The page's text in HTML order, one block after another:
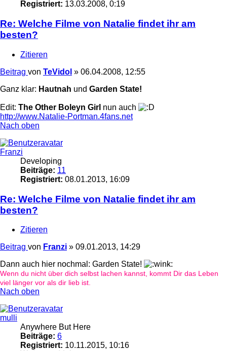
Registriert: 13.03.2008, 0:19
Re: Welche Filme von Natalie findet ihr am
besten?
Zitieren
Beitrag von TeVidol » 06.04.2008, 12:55
Ganz klar: Hautnah und Garden State!
Edit: The Other Boleyn Girl nun auch
http://www.Natalie-Portman.4fans.net
Nach oben
Franzi
Developing
Beiträge: 11
Registriert: 08.01.2013, 16:09
Re: Welche Filme von Natalie findet ihr am
besten?
Zitieren
Beitrag von Franzi » 09.01.2013, 14:29
Dann auch hier nochmal: Garden State!
Wenn du nicht über dich selbst lachen kannst, kommt Dir das Leben
viel länger vor als dir lieb ist.
Nach oben
mulli
Anywhere But Here
Beiträge: 6
Registriert: 10.11.2015, 10:16